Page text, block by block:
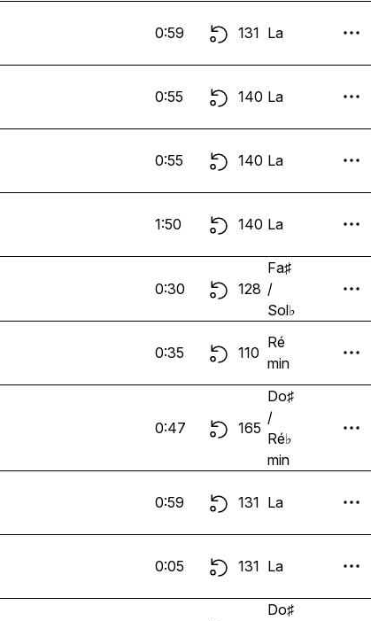
0:59 131 La
0:55 140 La
0:55 140 La
1:50 140 La
0:30 128
Fa♯
/
Sol♭
0:35 110
Ré
min
0:47 165
Do♯
/
Ré♭
min
0:59 131 La
0:05 131 La
Do♯